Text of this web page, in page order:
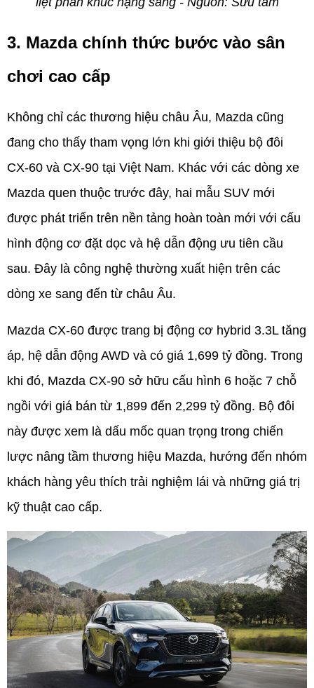
3. Mazda chính thức bước vào sân
chơi cao cấp
Không chỉ các thương hiệu châu Âu, Mazda cũng
đang cho thấy tham vọng lớn khi giới thiệu bộ đôi
CX-60 và CX-90 tại Việt Nam. Khác với các dòng xe
Mazda quen thuộc trước đây, hai mẫu SUV mới
được phát triển trên nền tảng hoàn toàn mới với cấu
hình động cơ đặt dọc và hệ dẫn động ưu tiên cầu
sau. Đây là công nghệ thường xuất hiện trên các
dòng xe sang đến từ châu Âu.
Mazda CX-60 được trang bị động cơ hybrid 3.3L tăng
áp, hệ dẫn động AWD và có giá 1,699 tỷ đồng. Trong
khi đó, Mazda CX-90 sở hữu cấu hình 6 hoặc 7 chỗ
ngồi với giá bán từ 1,899 đến 2,299 tỷ đồng. Bộ đôi
này được xem là dấu mốc quan trọng trong chiến
lược nâng tầm thương hiệu Mazda, hướng đến nhóm
khách hàng yêu thích trải nghiệm lái và những giá trị
kỹ thuật cao cấp.